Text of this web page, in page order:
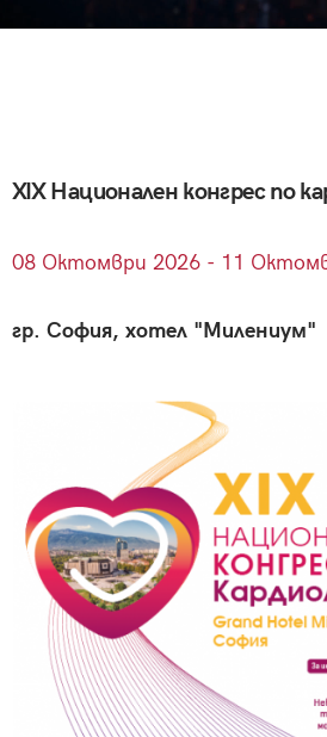
XIX Национален конгрес по
08 Октомври 2026 - 11
гр. София, хотел "Милениум"